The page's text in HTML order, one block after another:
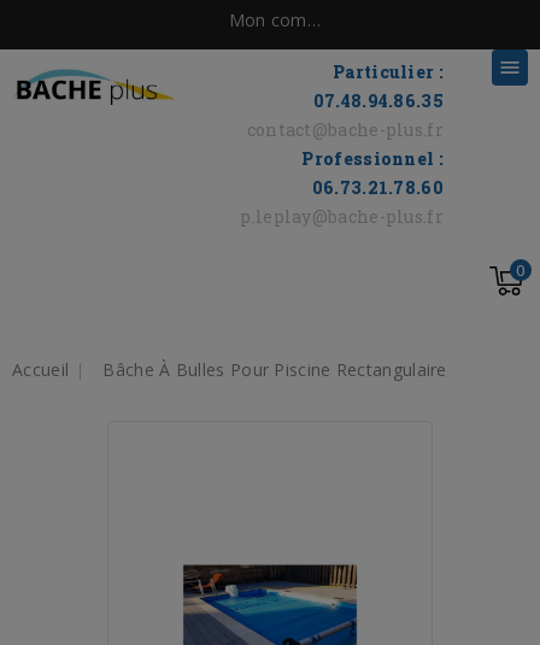
Mon compte
Particulier :
07.48.94.86.35
contact@bache-plus.fr
Professionnel :
06.73.21.78.60
p.leplay@bache-plus.fr

0
Accueil Bâche À Bulles Pour Piscine Rectangulaire